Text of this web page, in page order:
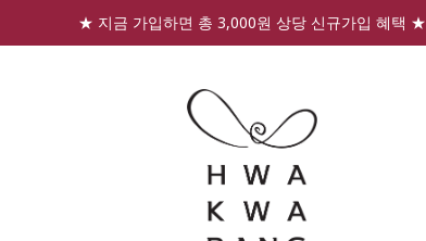
★ 지금 가입하면 총 3,000원 상당 신규가입 혜택 ★